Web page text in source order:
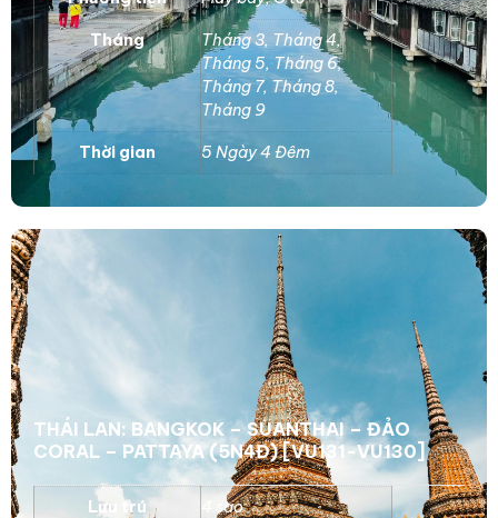
Tháng Tháng 3, Tháng 4,
Tháng 5,Tháng 6,
Tháng 7, Tháng 8,
Tháng 9
Thời gian 5 Ngày 4 Đêm
THÁI LAN: BANGKOK – SUANTHAI – ĐẢO
CORAL – PATTAYA (5N4Đ) [VU131-VU130]
Lưu trú 4 sao